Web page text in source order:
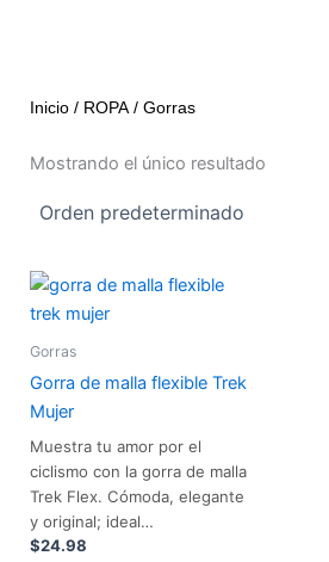
Inicio / ROPA / Gorras
Mostrando el único resultado
Gorras
Gorra de malla flexible Trek
Mujer
Muestra tu amor por el
ciclismo con la gorra de malla
Trek Flex. Cómoda, elegante
y original; ideal…
$24.98
Gorra de malla